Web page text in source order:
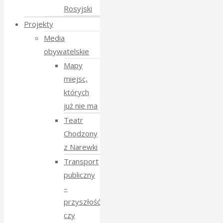
Rosyjski
Projekty
Media
obywatelskie
Mapy
miejsc,
których
już nie ma
Teatr
Chodzony
z Narewki
Transport
publiczny
–
przyszłość
czy